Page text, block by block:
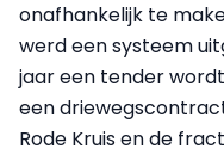
onafhankelijk te
werd een systeem
jaar een tender
een
Rode Kruis en de